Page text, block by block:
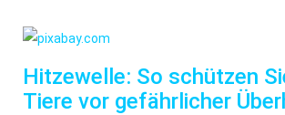
Hitzewelle: So schützen
Tiere vor gefährlicher